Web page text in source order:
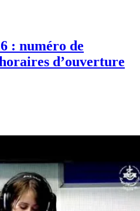
: numéro de
d’ouverture